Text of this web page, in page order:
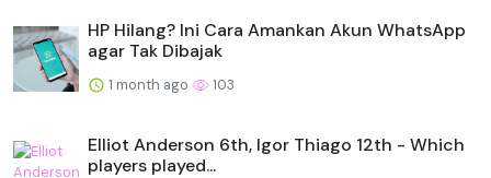
HP Hilang? Ini Cara Amankan Akun WhatsApp
agar Tak Dibajak
1 month ago 103
Elliot Anderson 6th, Igor Thiago 12th - Which
players played...